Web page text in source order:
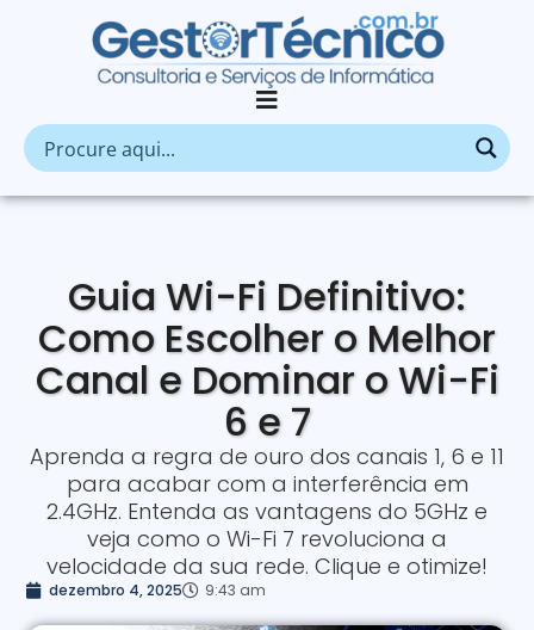
Guia Wi-Fi Definitivo:
Como Escolher o Melhor
Canal e Dominar o Wi-Fi
6 e 7
Aprenda a regra de ouro dos canais 1, 6 e 11
para acabar com a interferência em
2.4GHz. Entenda as vantagens do 5GHz e
veja como o Wi-Fi 7 revoluciona a
velocidade da sua rede. Clique e otimize!
dezembro 4, 2025 9:43 am